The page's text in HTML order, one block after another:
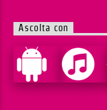
Ascolta con